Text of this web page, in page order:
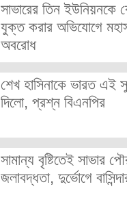
সাভারের তিন ইউনিয়নকে
যুক্ত করার অভিযোগে
অবরোধ
শেখ হাসিনাকে ভারত এই
দিলো, প্রশ্ন বিএনপির
সামান্য বৃষ্টিতেই সাভার
জলাবদ্ধতা, দুর্ভোগে